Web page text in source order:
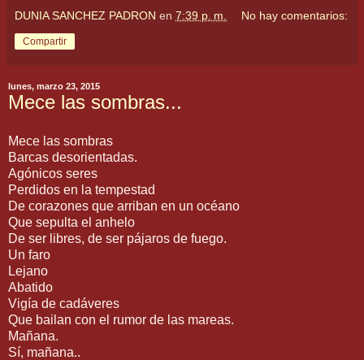
DUNIA SANCHEZ PADRON en 7:39 p. m. No hay comentarios:
Compartir
lunes, marzo 23, 2015
Mece las sombras...
Mece las sombras
Barcas desorientadas.
Agónicos seres
Perdidos en la tempestad
De corazones que arriban en un océano
Que sepulta el anhelo
De ser libres, de ser pájaros de fuego.
Un faro
Lejano
Abatido
Vigía de cadáveres
Que bailan con el rumor de las mareas.
Mañana.
Sí, mañana..